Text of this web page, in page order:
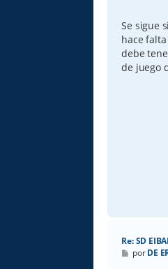
e
s
a
j
e
Se sigue
hace
debe
de juego
Re: SD
M
e
porDE